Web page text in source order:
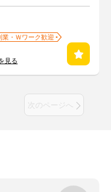
業・Ｗワーク歓迎
見る
次のページへ